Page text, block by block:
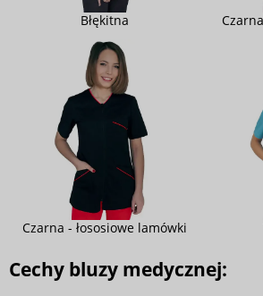
Błękitna
Czarna - łososiowe lamówki
Cechy bluzy medycznej: